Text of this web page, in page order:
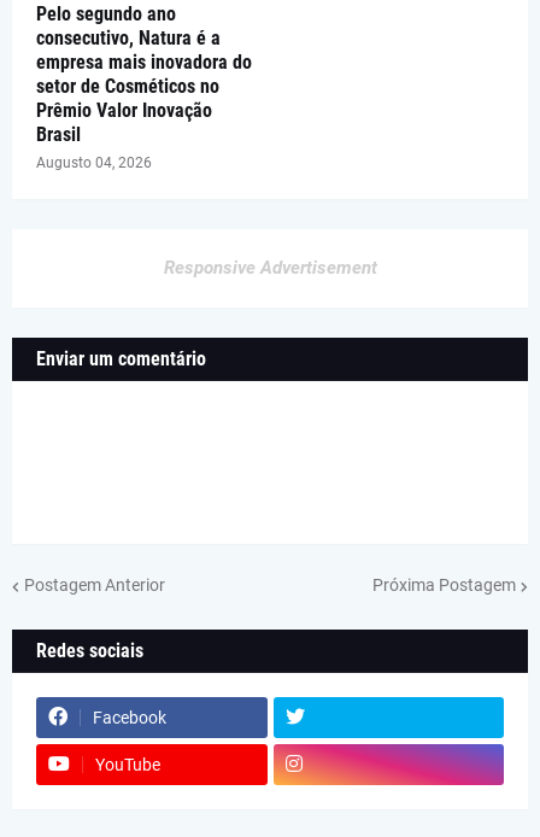
Pelo segundo ano
consecutivo, Natura é a
empresa mais inovadora do
setor de Cosméticos no
Prêmio Valor Inovação
Brasil
Augusto 04, 2026
Responsive Advertisement
Enviar um comentário
Postagem Anterior Próxima Postagem
Redes sociais
Facebook
YouTube